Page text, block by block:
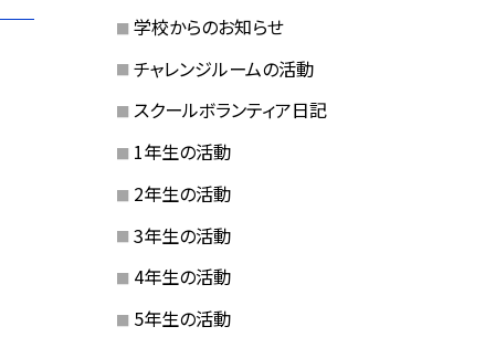
学校からのお知らせ
チャレンジルームの活動
スクールボランティア日記
1年生の活動
2年生の活動
3年生の活動
4年生の活動
5年生の活動